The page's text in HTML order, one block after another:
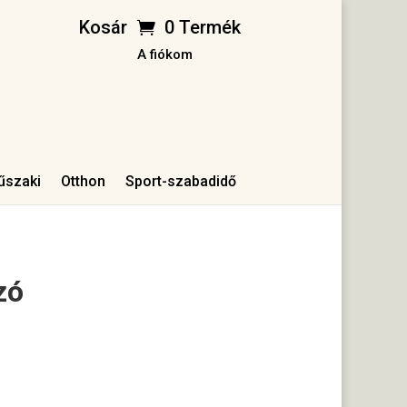
Kosár 0 Termék
A fiókom
Otthon Sport-szabadidő